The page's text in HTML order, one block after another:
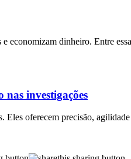
economizam dinheiro. Entre
nas investigações
oferecem precisão,